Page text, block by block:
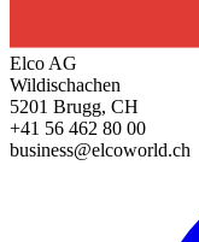
Elco AG
Wildischachen
5201 Brugg, CH
+41 56 462 80 00
business@elcoworld.ch